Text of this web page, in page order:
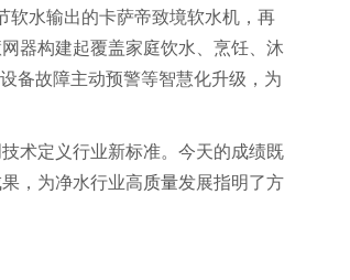
软水输出的卡萨帝致境软水机，再
器构建起覆盖家庭饮水、烹饪、沐
备故障主动预警等智慧化升级，为
术定义行业新标准。今天的成绩既
，为净水行业高质量发展指明了方